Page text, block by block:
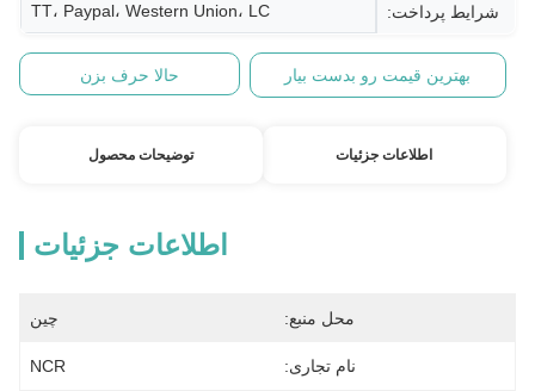
شرایط پرداخت: TT، Paypal، Western Union، LC
بهترین قیمت رو بدست بیار حالا حرف بزن
اطلاعات جزئیات توضیحات محصول
اطلاعات جزئیات
محل منبع: چین
نام تجاری: NCR